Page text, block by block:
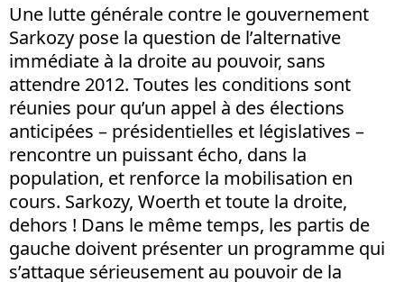
Une lutte générale contre le gouvernement
Sarkozy pose la question de l’alternative
immédiate à la droite au pouvoir, sans
attendre 2012. Toutes les conditions sont
réunies pour qu’un appel à des élections
anticipées – présidentielles et législatives –
rencontre un puissant écho, dans la
population, et renforce la mobilisation en
cours. Sarkozy, Woerth et toute la droite,
dehors ! Dans le même temps, les partis de
gauche doivent présenter un programme qui
s’attaque sérieusement au pouvoir de la